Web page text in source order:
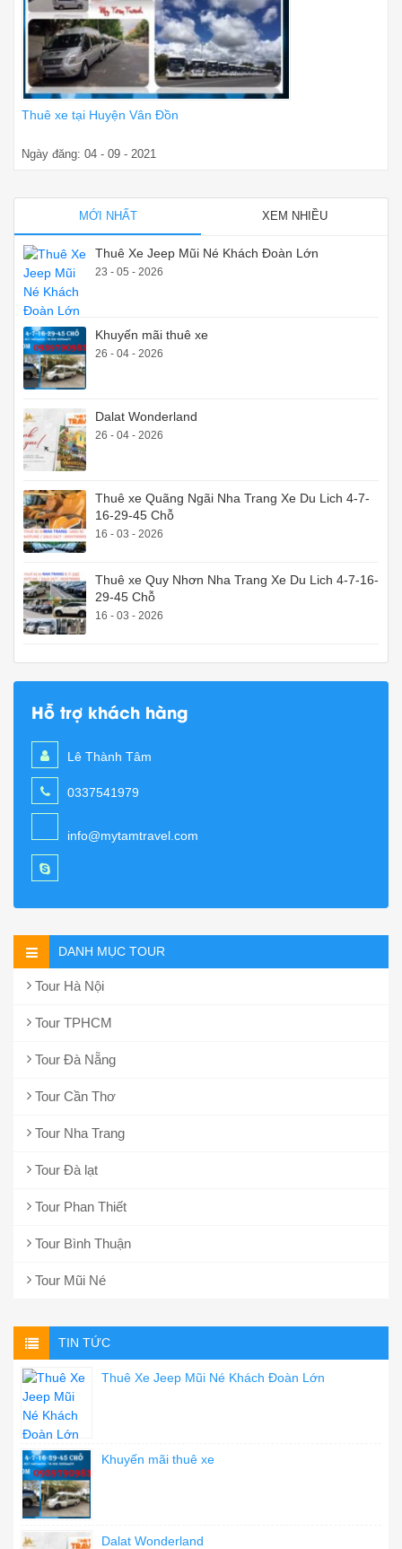
Thuê xe tại Huyện Vân Đồn
Ngày đăng: 04 - 09 - 2021
MỚI NHẤT XEM NHIỀU
Thuê Xe Jeep Mũi Né Khách Đoàn Lớn
23 - 05 - 2026
Khuyến mãi thuê xe
26 - 04 - 2026
Dalat Wonderland
26 - 04 - 2026
Thuê xe Quãng Ngãi Nha Trang Xe Du Lich 4-7-
16-29-45 Chỗ
16 - 03 - 2026
Thuê xe Quy Nhơn Nha Trang Xe Du Lich 4-7-16-
29-45 Chỗ
16 - 03 - 2026
Hỗ trợ khách hàng
Lê Thành Tâm
0337541979
info@mytamtravel.com
DANH MỤC TOUR
Tour Hà Nội
Tour TPHCM
Tour Đà Nẵng
Tour Cần Thơ
Tour Nha Trang
Tour Đà lạt
Tour Phan Thiết
Tour Bình Thuận
Tour Mũi Né
TIN TỨC
Thuê Xe Jeep Mũi Né Khách Đoàn Lớn
Khuyến mãi thuê xe
Dalat Wonderland